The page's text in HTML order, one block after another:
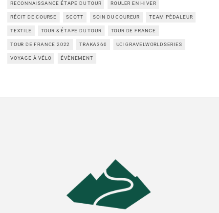
RECONNAISSANCE ÉTAPE DU TOUR ROULER EN HIVER
RÉCIT DE COURSE SCOTT SOIN DU COUREUR TEAM PÉDALEUR
TEXTILE TOUR & ÉTAPE DU TOUR TOUR DE FRANCE
TOUR DE FRANCE 2022 TRAKA360 UCIGRAVELWORLDSERIES
VOYAGE À VÉLO ÉVÈNEMENT